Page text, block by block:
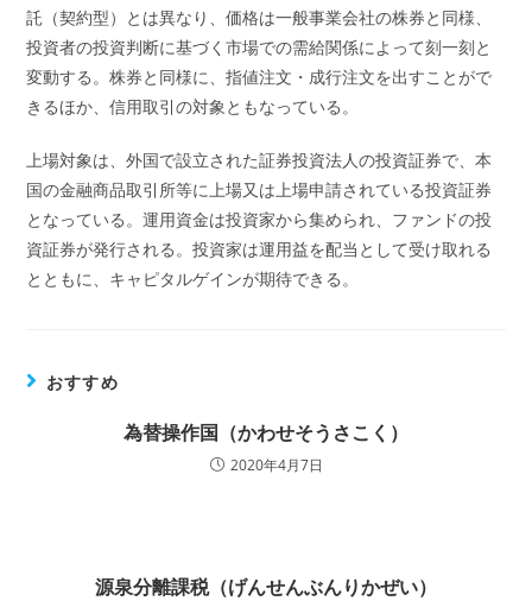
託（契約型）とは異なり、価格は一般事業会社の株券と同様、
投資者の投資判断に基づく市場での需給関係によって刻一刻と
変動する。株券と同様に、指値注文・成行注文を出すことがで
きるほか、信用取引の対象ともなっている。
上場対象は、外国で設立された証券投資法人の投資証券で、本
国の金融商品取引所等に上場又は上場申請されている投資証券
となっている。運用資金は投資家から集められ、ファンドの投
資証券が発行される。投資家は運用益を配当として受け取れる
とともに、キャピタルゲインが期待できる。
おすすめ
為替操作国（かわせそうさこく）
2020年4月7日
源泉分離課税（げんせんぶんりかぜい）